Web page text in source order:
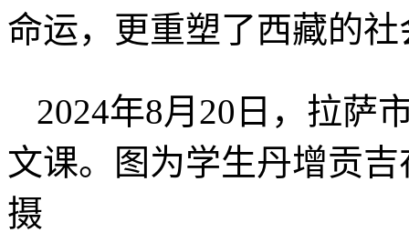
命运，更重塑了西藏的
2024年8月20日，拉萨
文课。图为学生丹增贡
摄